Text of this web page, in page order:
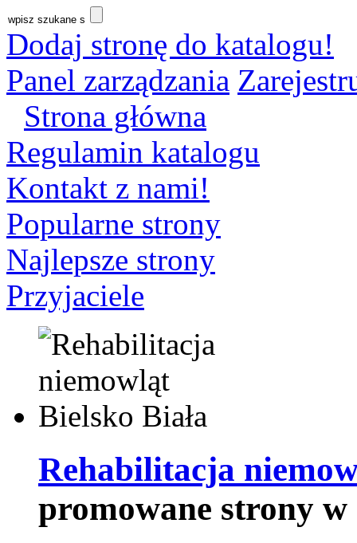
Dodaj stronę do katalogu!
Panel zarządzania
Strona główna
Regulamin katalogu
Kontakt z nami!
Popularne strony
Najlepsze strony
Przyjaciele
Rehabilitacja
promowane strony